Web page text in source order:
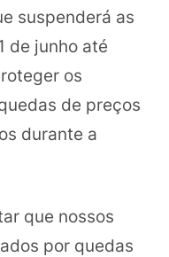
suspenderá as
de junho até
os
de preços
durante a
que nossos
por quedas